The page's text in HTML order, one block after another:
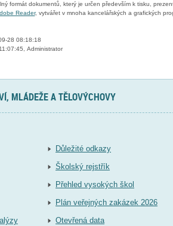
formát dokumentů, který je určen především k tisku,
Reader, vytvářet v mnoha kancelářských a grafických
28 08:18:18
Administrator
MLÁDEŽE A TĚLOVÝCHOVY
Důležité odkazy
Školský rejstřík
Přehled vysokých škol
Plán veřejných zakázek 2026
Otevřená data